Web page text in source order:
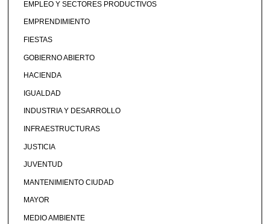
EMPLEO Y SECTORES PRODUCTIVOS
EMPRENDIMIENTO
FIESTAS
GOBIERNO ABIERTO
HACIENDA
IGUALDAD
INDUSTRIA Y DESARROLLO
INFRAESTRUCTURAS
JUSTICIA
JUVENTUD
MANTENIMIENTO CIUDAD
MAYOR
MEDIO AMBIENTE